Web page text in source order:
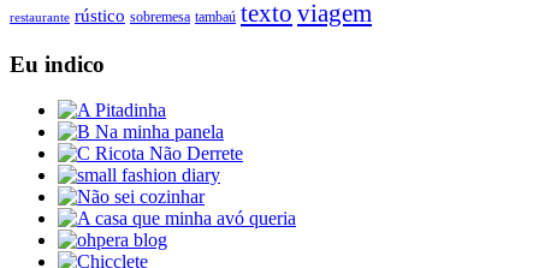
restaurante rústico sobremesa tambaú texto viagem
Eu indico